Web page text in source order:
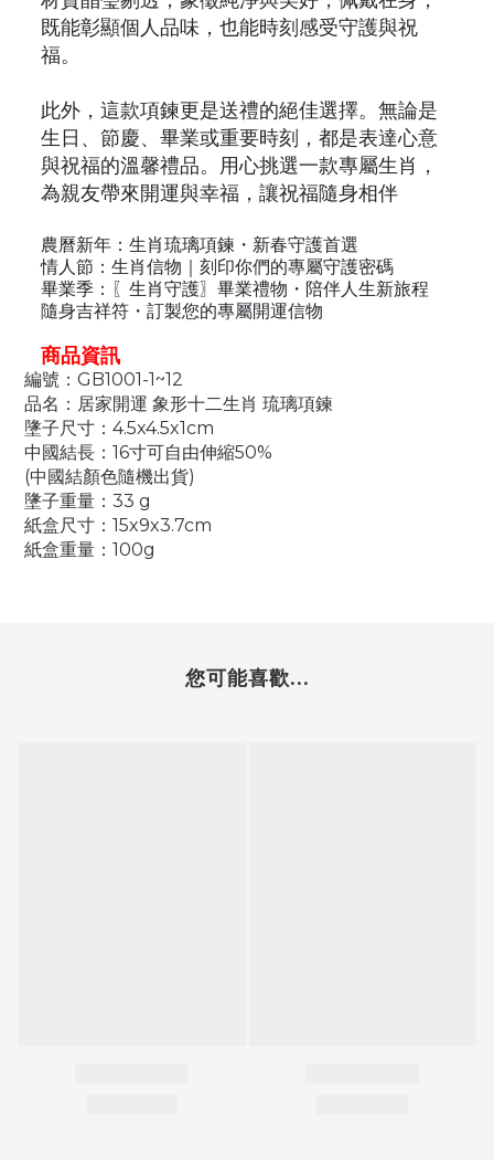
既能彰顯個人品味，也能時刻感受守護與祝
福。
此外，這款項鍊更是送禮的絕佳選擇。無論是
生日、節慶、畢業或重要時刻，都是表達心意
與祝福的溫馨禮品。用心挑選一款專屬生肖，
為親友帶來開運與幸福，讓祝福隨身相伴
農曆新年： 生肖琉璃項鍊・新春守護首選
情人節：生肖信物｜刻印你們的專屬守護密碼
畢業季：
〖 生肖守護〗 畢業禮物・陪伴人生新旅程
隨身吉祥符・訂製您的專屬開運信物
商品資訊
編號：GB1001-1~12
品名：居家開運 象形十二生肖 琉璃項鍊
墬子尺寸：4.5x4.5x1cm
中國結長：16寸可自由伸縮50%
(中國結顏色隨機出貨)
墬子重量：33 g
紙盒尺寸：15x9x3.7cm
紙盒重量：100g
您可能喜歡...